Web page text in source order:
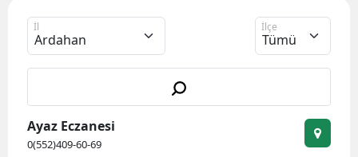
Bingöl
İl İlçe
Ayaz Eczanesi
0(552)409-60-69